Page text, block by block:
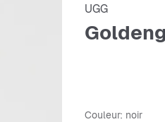
UGG
Couleur: noir